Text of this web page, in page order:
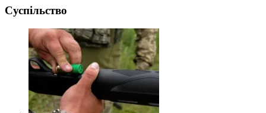
Суспільство